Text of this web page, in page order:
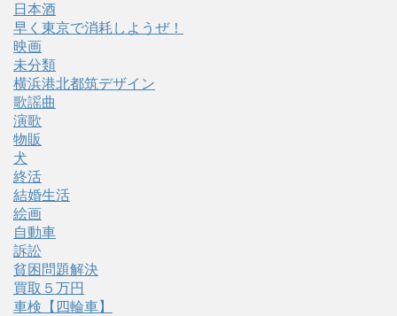
日本酒
早く東京で消耗しようぜ！
映画
未分類
横浜港北都筑デザイン
歌謡曲
演歌
物販
犬
終活
結婚生活
絵画
自動車
訴訟
貧困問題解決
買取５万円
車検【四輪車】